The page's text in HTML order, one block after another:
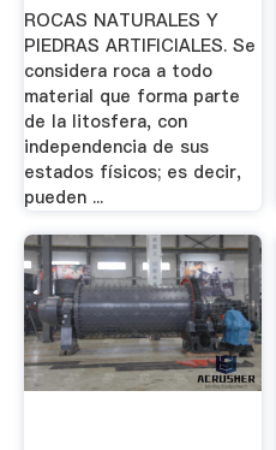
ROCAS NATURALES Y
PIEDRAS ARTIFICIALES. Se
considera roca a todo
material que forma parte
de la litosfera, con
independencia de sus
estados físicos; es decir,
pueden ...